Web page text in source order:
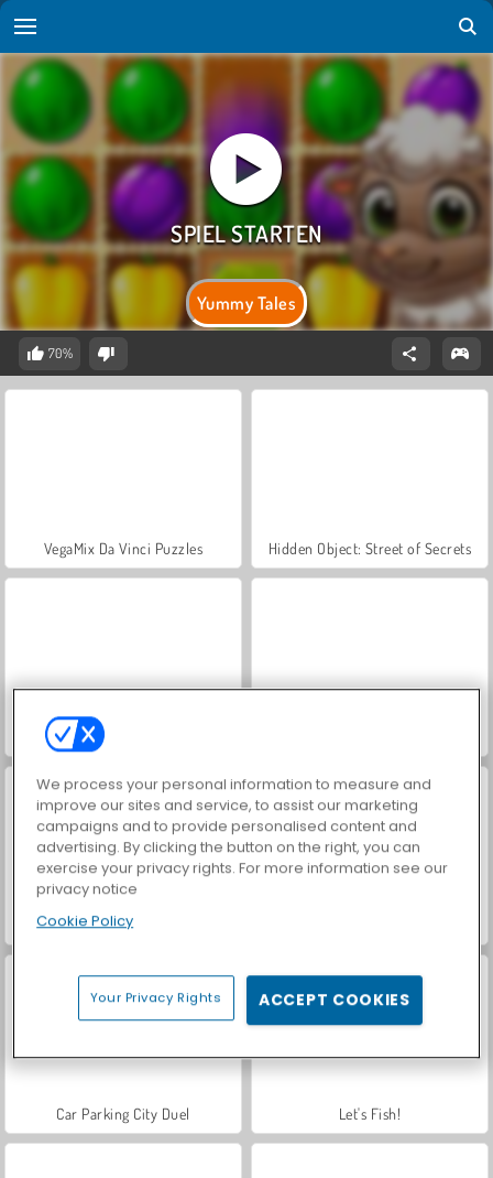
Yummy Tales
70%
VegaMix Da Vinci Puzzles Hidden Object: Street of Secrets
ASMR Makeover & Makeup Studio
Farm Merge Valley
Car Parking City Duel Let's Fish!
We process your personal information to measure and
improve our sites and service, to assist our marketing
campaigns and to provide personalised content and
advertising. By clicking the button on the right, you can
exercise your privacy rights. For more information see our
privacy notice
Cookie Policy
Your Privacy Rights ACCEPT COOKIES